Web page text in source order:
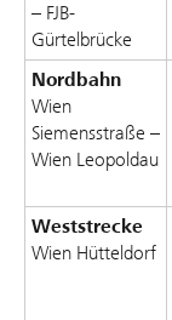
– FJB-
Gürtelbrücke
Nordbahn
Wien
Siemensstraße –
Wien Leopoldau
Weststrecke
Wien Hütteldorf